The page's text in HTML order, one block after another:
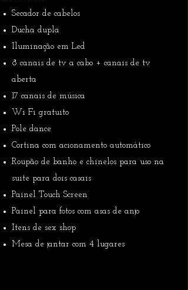
Secador de cabelos
Ducha dupla
Iluminação em Led
8 canais de tv a cabo + canais de tv
aberta
17 canais de música
Wi Fi gratuito
Pole dance
Cortina com acionamento automático
Roupão de banho e chinelos para uso na
suite para dois casais
Painel Touch Screen
Painel para fotos com asas de anjo
Itens de sex shop
Mesa de jantar com 4 lugares